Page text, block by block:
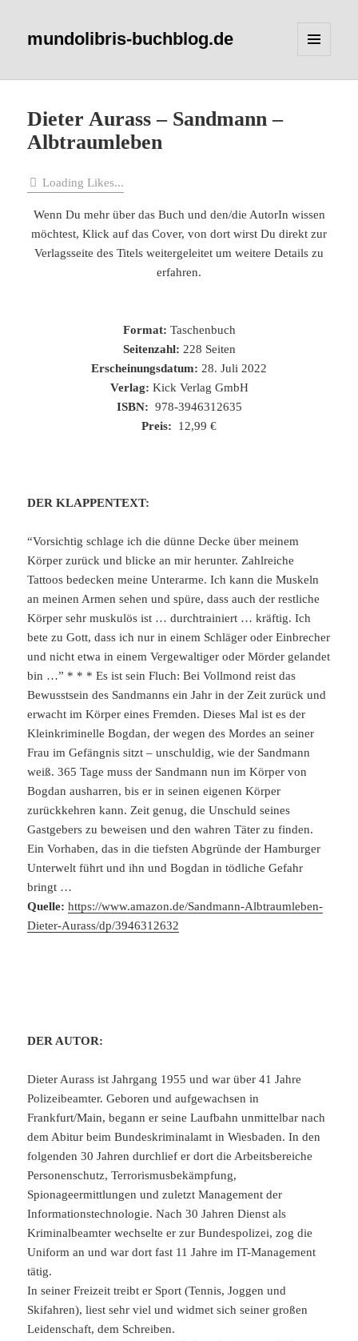
mundolibris-buchblog.de
WIDGETS
Dieter Aurass – Sandmann –
Albtraumleben
Loading Likes...
Wenn Du mehr über das Buch und den/die AutorIn wissen
möchtest, Klick auf das Cover, von dort wirst Du direkt zur
Verlagsseite des Titels weitergeleitet um weitere Details zu
erfahren.
Format: Taschenbuch
Seitenzahl: 228 Seiten
Erscheinungsdatum: 28. Juli 2022
Verlag: Kick Verlag GmbH
ISBN: 978-3946312635
Preis: 12,99 €
DER KLAPPENTEXT:
“Vorsichtig schlage ich die dünne Decke über meinem
Körper zurück und blicke an mir herunter. Zahlreiche
Tattoos bedecken meine Unterarme. Ich kann die Muskeln
an meinen Armen sehen und spüre, dass auch der restliche
Körper sehr muskulös ist … durchtrainiert … kräftig. Ich
bete zu Gott, dass ich nur in einem Schläger oder Einbrecher
und nicht etwa in einem Vergewaltiger oder Mörder gelandet
bin …” * * * Es ist sein Fluch: Bei Vollmond reist das
Bewusstsein des Sandmanns ein Jahr in der Zeit zurück und
erwacht im Körper eines Fremden. Dieses Mal ist es der
Kleinkriminelle Bogdan, der wegen des Mordes an seiner
Frau im Gefängnis sitzt – unschuldig, wie der Sandmann
weiß. 365 Tage muss der Sandmann nun im Körper von
Bogdan ausharren, bis er in seinen eigenen Körper
zurückkehren kann. Zeit genug, die Unschuld seines
Gastgebers zu beweisen und den wahren Täter zu finden.
Ein Vorhaben, das in die tiefsten Abgründe der Hamburger
Unterwelt führt und ihn und Bogdan in tödliche Gefahr
bringt …
Quelle: https://www.amazon.de/Sandmann-Albtraumleben-
Dieter-Aurass/dp/3946312632
DER AUTOR:
Dieter Aurass ist Jahrgang 1955 und war über 41 Jahre
Polizeibeamter. Geboren und aufgewachsen in
Frankfurt/Main, begann er seine Laufbahn unmittelbar nach
dem Abitur beim Bundeskriminalamt in Wiesbaden. In den
folgenden 30 Jahren durchlief er dort die Arbeitsbereiche
Personenschutz, Terrorismusbekämpfung,
Spionageermittlungen und zuletzt Management der
Informationstechnologie. Nach 30 Jahren Dienst als
Kriminalbeamter wechselte er zur Bundespolizei, zog die
Uniform an und war dort fast 11 Jahre im IT-Management
tätig.
In seiner Freizeit treibt er Sport (Tennis, Joggen und
Skifahren), liest sehr viel und widmet sich seiner großen
Leidenschaft, dem Schreiben.